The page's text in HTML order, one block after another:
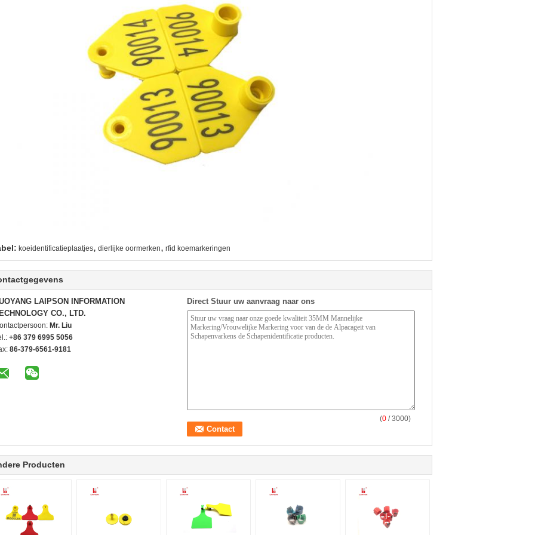
koeidentificatieplaatjes, dierlijke oormerken, rfid koemarkeringen
LAIPSON INFORMATION
CO., LTD.
Mr. Liu
+86 379 6995 5056
86-379-6561-9181
Direct Stuur uw aanvraag naar ons
(0 / 3000)
Producten